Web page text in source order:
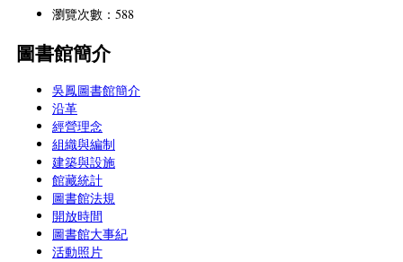
瀏覽次數：588
圖書館簡介
吳鳳圖書館簡介
沿革
經營理念
組織與編制
建築與設施
館藏統計
圖書館法規
開放時間
圖書館大事紀
活動照片